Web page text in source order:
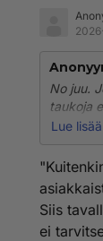
No juu.
taukoja
Lappiin
suurin
Lue lisää
Siis
ei